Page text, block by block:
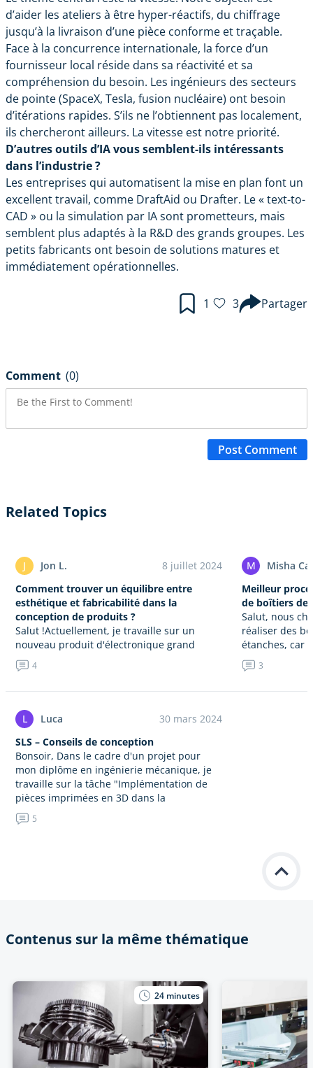
d’aider les ateliers à être hyper-réactifs, du chiffrage
jusqu’à la livraison d’une pièce conforme et traçable.
Face à la concurrence internationale, la force d’un
fournisseur local réside dans sa réactivité et sa
compréhension du besoin. Les ingénieurs des secteurs
de pointe (SpaceX, Tesla, fusion nucléaire) ont besoin
d’itérations rapides. S’ils ne l’obtiennent pas localement,
ils chercheront ailleurs. La vitesse est notre priorité.
D’autres outils d’IA vous semblent-ils intéressants
dans l’industrie ?
Les entreprises qui automatisent la mise en plan font un
excellent travail, comme DraftAid ou Drafter. Le « text-to-
CAD » ou la simulation par IA sont prometteurs, mais
semblent plus adaptés à la R&D des grands groupes. Les
petits fabricants ont besoin de solutions matures et
immédiatement opérationnelles.
1 3 Partager
Comment (0)
Post Comment
Related Topics
J Jon L.
8 juillet 2024
Comment trouver un équilibre entre
esthétique et fabricabilité dans la
conception de produits ?
Salut !Actuellement, je travaille sur un
nouveau produit d'électronique grand
public, plus précisément un assistant
domestique intelligent au design moderne
4
L Luca
30 mars 2024
SLS – Conseils de conception
Bonsoir, Dans le cadre d'un projet pour
mon diplôme en ingénierie mécanique, je
travaille sur la tâche "Implémentation de
pièces imprimées en 3D dans la
production". J'ai déjà acquis une…
5
M
Misha
Meilleur
de boîtiers de
Salut, nous
réaliser des
étanches, car
quelques
plusieurs
3
Contenus sur la même thématique
24 minutes